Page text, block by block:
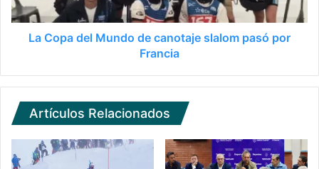
La Copa del Mundo de canotaje slalom pasó por
Francia
Artículos Relacionados